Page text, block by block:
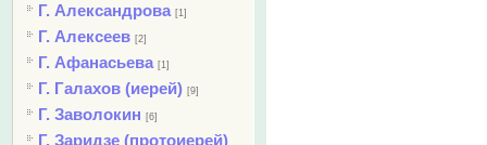
Г. Александрова [1]
Г. Алексеев [2]
Г. Афанасьева [1]
Г. Галахов (иерей) [9]
Г. Заволокин [6]
Г. Заридзе (протоиерей)